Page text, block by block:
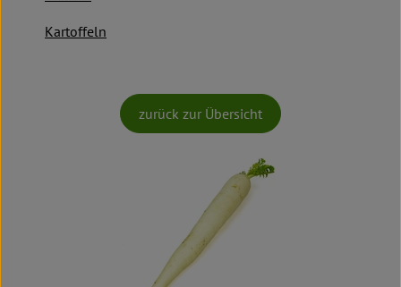
Kartoffeln
zurück zur Übersicht